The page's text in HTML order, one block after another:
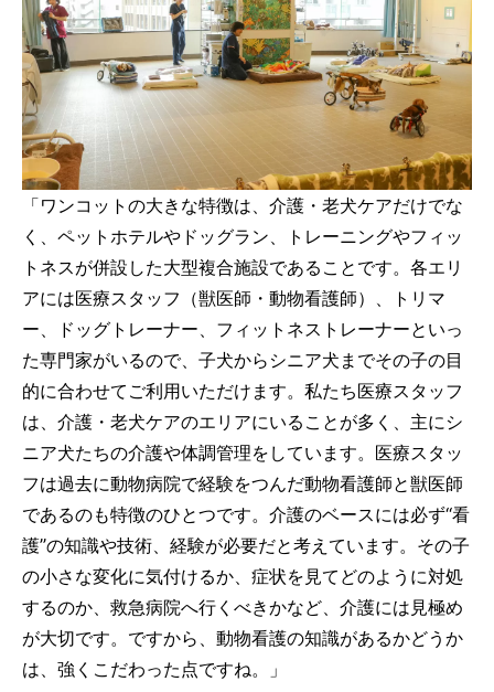
「ワンコットの大きな特徴は、介護・老犬ケアだけでな
く、ペットホテルやドッグラン、トレーニングやフィッ
トネスが併設した大型複合施設であることです。各エリ
アには医療スタッフ（獣医師・動物看護師）、トリマ
ー、ドッグトレーナー、フィットネストレーナーといっ
た専門家がいるので、子犬からシニア犬までその子の目
的に合わせてご利用いただけます。私たち医療スタッフ
は、介護・老犬ケアのエリアにいることが多く、主にシ
ニア犬たちの介護や体調管理をしています。医療スタッ
フは過去に動物病院で経験をつんだ動物看護師と獣医師
であるのも特徴のひとつです。介護のベースには必ず“看
護”の知識や技術、経験が必要だと考えています。その子
の小さな変化に気付けるか、症状を見てどのように対処
するのか、救急病院へ行くべきかなど、介護には見極め
が大切です。ですから、動物看護の知識があるかどうか
は、強くこだわった点ですね。」